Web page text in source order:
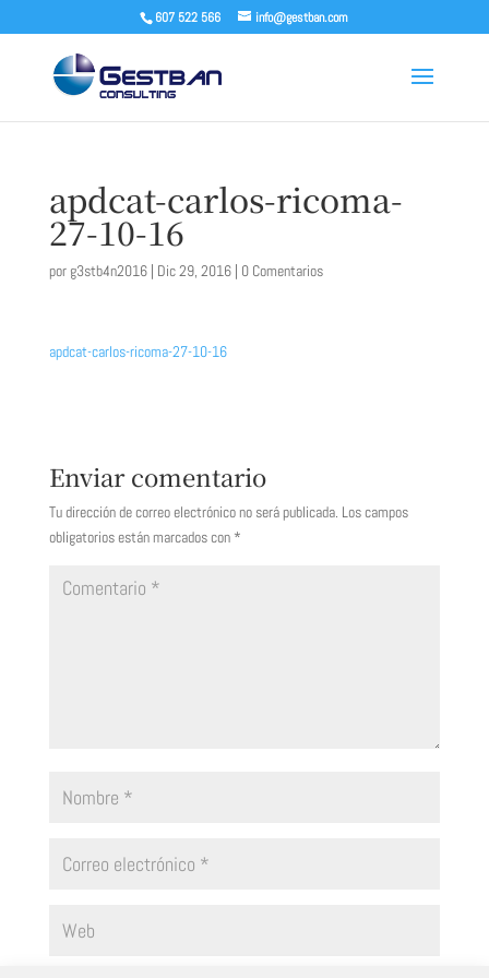
607 522 566 info@gestban.com
apdcat-carlos-ricoma-
27-10-16
por g3stb4n2016| Dic 29, 2016| 0 Comentarios
apdcat-carlos-ricoma-27-10-16
Enviar comentario
Tu dirección de correo electrónico no será publicada. Los campos
obligatorios están marcados con *